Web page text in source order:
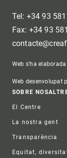
Tel: +34 93
Fax: +34 93
Web s'ha
Web desenvolupat
SOBRE
El Centre
La nostra gent
Transparència
Equitat,